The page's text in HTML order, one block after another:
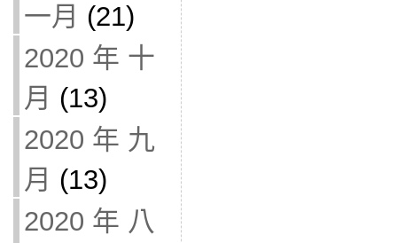
一月 (21)
2020 年 十
月 (13)
2020 年 九
月 (13)
2020 年 八